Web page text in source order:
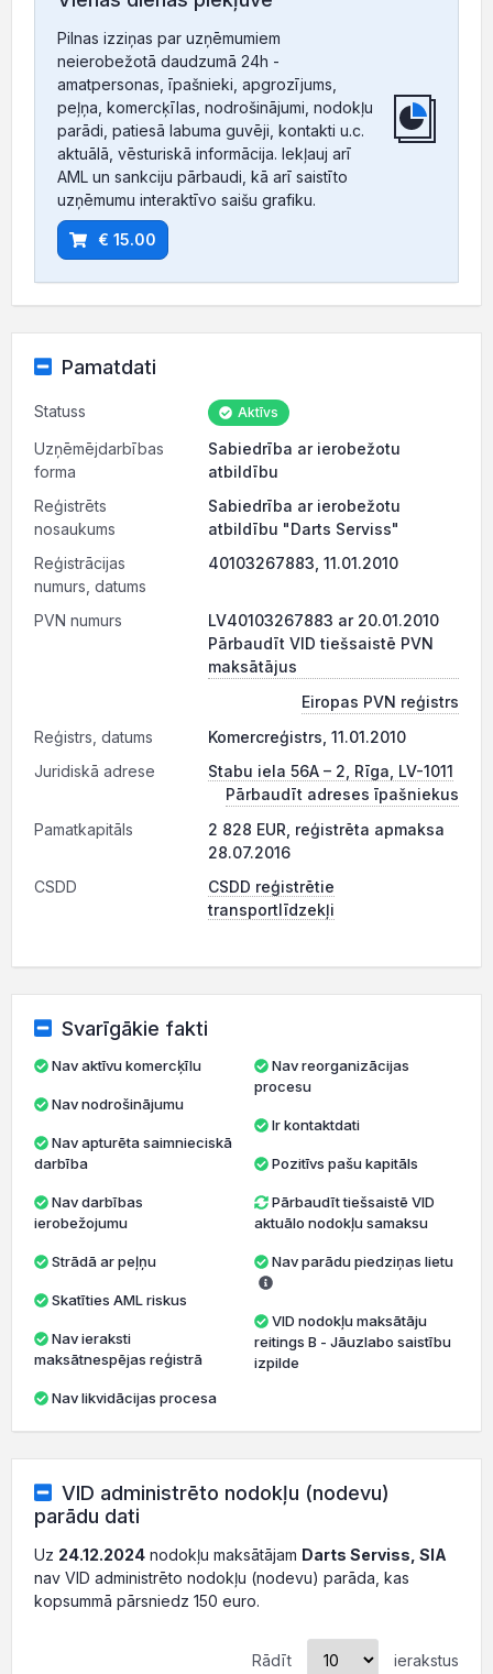
Pilnas izziņas par uzņēmumiem
neierobežotā daudzumā 24h -
amatpersonas, īpašnieki, apgrozījums,
peļņa, komercķīlas, nodrošinājumi, nodokļu
parādi, patiesā labuma guvēji, kontakti u.c.
aktuālā, vēsturiskā informācija. Iekļauj arī
AML un sankciju pārbaudi, kā arī saistīto
uzņēmumu interaktīvo saišu grafiku.
€ 15.00
Pamatdati
Statuss Aktīvs
Uzņēmējdarbības
forma
Sabiedrība ar ierobežotu
atbildību
Reģistrēts
nosaukums
Sabiedrība ar ierobežotu
atbildību "Darts Serviss"
Reģistrācijas
numurs, datums
40103267883, 11.01.2010
PVN numurs
LV40103267883 ar 20.01.2010
Pārbaudīt VID tiešsaistē PVN
maksātājus
Eiropas PVN reģistrs
Reģistrs, datums
Komercreģistrs, 11.01.2010
Juridiskā adrese
Stabu iela 56A – 2, Rīga, LV-1011
Pārbaudīt adreses īpašniekus
Pamatkapitāls
2 828 EUR, reģistrēta apmaksa
28.07.2016
CSDD
CSDD reģistrētie
transportlīdzekļi
Svarīgākie fakti
Nav aktīvu komercķīlu
Nav nodrošinājumu
darbība
ierobežojumu
Strādā ar peļņu
Skatīties AML riskus
maksātnespējas reģistrā
Nav likvidācijas procesa
Nav reorganizācijas
procesu
Ir kontaktdati
Pozitīvs pašu kapitāls
Pārbaudīt tiešsaistē VID
aktuālo nodokļu samaksu
Nav parādu piedziņas lietu
VID nodokļu maksātāju
reitings B - Jāuzlabo saistību
izpilde
VID administrēto nodokļu (nodevu)
parādu dati
Uz 24.12.2024 nodokļu maksātājam Darts Serviss, SIA
nav VID administrēto nodokļu (nodevu) parāda, kas
kopsummā pārsniedz 150 euro.
Rādīt ierakstus